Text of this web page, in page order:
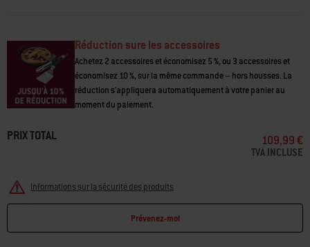
• Vous pouvez tout cuisiner, des crêpes et oeufs aux légumes et
poissons
• Vous pouvez compter sur la fonte pour retenir et répartir uniformément
la chaleur
• Gagnez du temps car le revêtement émaillé ne nécessite pas de
• Déplacez les aliments sans qu’ils n’adhèrent grâce au revêtement
émaillé
• Gardez vos aliments à l'endroit souhaité grâce aux rebords surélevés
électrique Lumin
Réduction sure les accessoires
Achetez 2 accessoires et économisez 5 %, ou 3 accessoires et
économisez 10 %, sur la même commande – hors housses. La
réduction s'appliquera automatiquement à votre panier au
moment du paiement.
PRIX TOTAL 109,99 €
TVA INCLUSE
Informations sur la sécurité des produits
Prévenez-moi